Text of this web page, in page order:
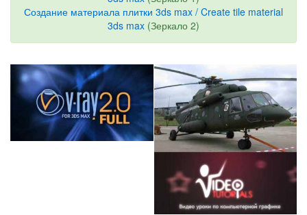
Создание материала плитки 3ds max / Create tile material
3ds max (Зеркало 2)